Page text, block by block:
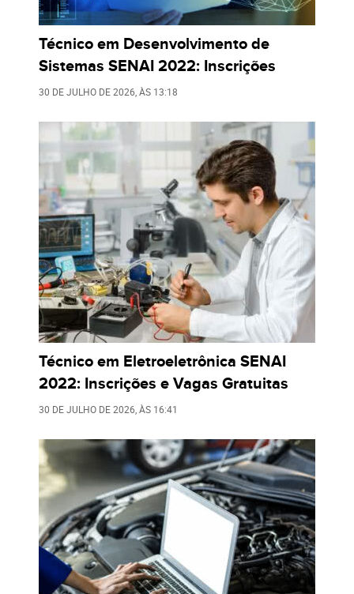
Técnico em Desenvolvimento de
Sistemas SENAI 2022: Inscrições
30 DE JULHO DE 2026 , ÀS 13:18
Técnico em Eletroeletrônica SENAI
2022: Inscrições e Vagas Gratuitas
30 DE JULHO DE 2026 , ÀS 16:41